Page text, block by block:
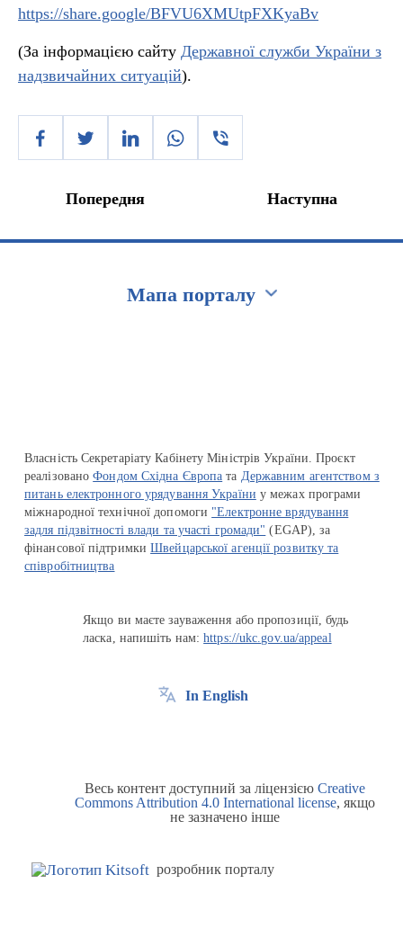
https://share.google/BFVU6XMUtpFXKyaBv
(За інформацією сайту Державної служби України з
надзвичайних ситуацій).
Попередня Наступна
Мапа порталу
Власність Секретаріату Кабінету Міністрів України. Проєкт
реалізованоФондом Східна Європа та Державним агентством з
питань електронного урядування України у межах програми
міжнародної технічної допомоги "Електронне врядування
задля підзвітності влади та участі громади" (EGAP), за
фінансової підтримкиШвейцарської агенції розвитку та
співробітництва
Якщо ви маєте зауваження або пропозиції, будь
ласка, напишіть нам:https://ukc.gov.ua/appeal
In English
Весь контент доступний за ліцензією Creative
Commons Attribution 4.0 International license, якщо
не зазначено інше
розробник порталу